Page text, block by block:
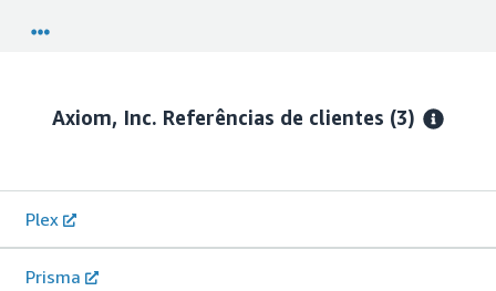
Axiom, Inc. Referências de clientes (3)
Plex
Prisma